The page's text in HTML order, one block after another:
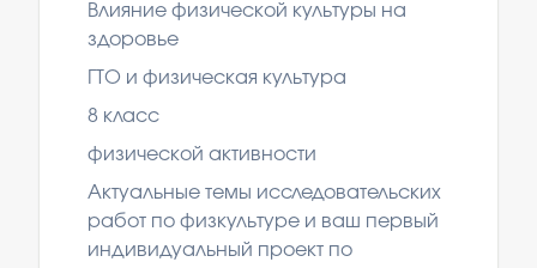
Влияние физической культуры на
здоровье
ГТО и физическая культура
8 класс
физической активности
Актуальные темы исследовательских
работ по физкультуре и ваш первый
индивидуальный проект по